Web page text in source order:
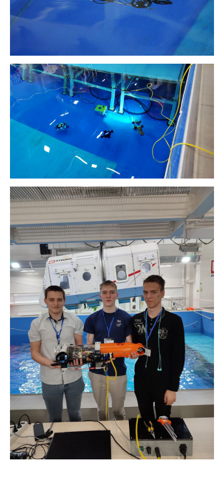
© 2015-2026 НАУРР. Все права защищены. При использовании материалов
ссылка на ROBOTUNION.RU — обязательна
Политика конфиденциальности
© 2015-2026 НАУРР. Все права защищены.
При использовании материалов ссылка на ROBOTUNION.RU — обязательна